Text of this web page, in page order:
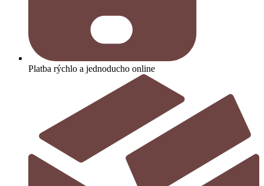
Platba rýchlo a jednoducho online